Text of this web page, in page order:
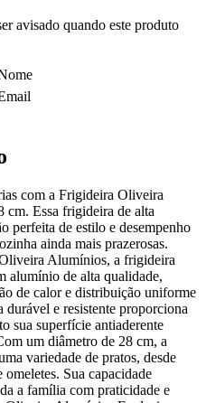
avisado quando este produto
com a Frigideira Oliveira
Essa frigideira de alta
perfeita de estilo e desempenho
ainda mais prazerosas.
Alumínios, a frigideira
alumínio de alta qualidade,
de calor e distribuição uniforme
durável e resistente proporciona
sua superfície antiaderente
um diâmetro de 28 cm, a
variedade de pratos, desde
omeletes. Sua capacidade
a família com praticidade e